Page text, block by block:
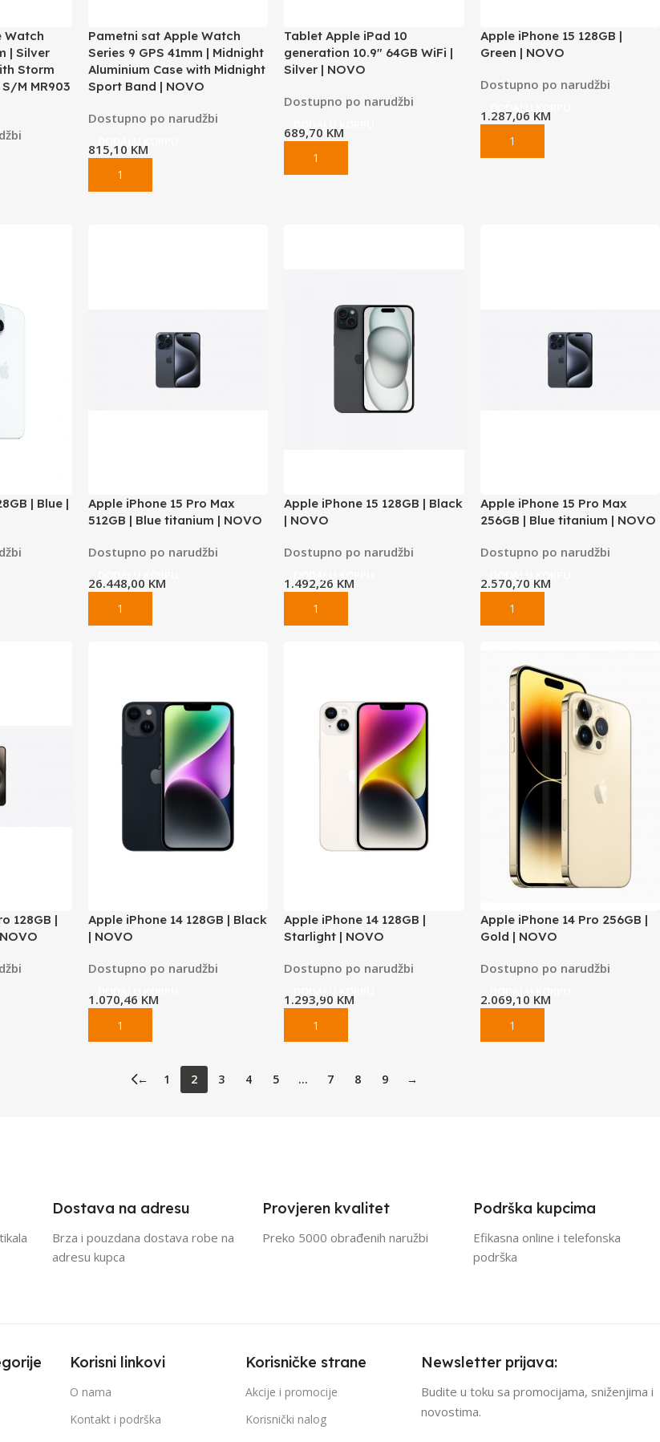
Watch
| Silver
Storm
M MR903
Pametni sat Apple Watch
Series 9 GPS 41mm | Midnight
Aluminium Case with Midnight
Sport Band | NOVO
Dostupno po narudžbi
815,10 KM
Tablet Apple iPad 10
generation 10.9″ 64GB WiFi |
Silver | NOVO
Dostupno po narudžbi
689,70 KM
Apple iPhone 15 128GB |
Green | NOVO
Dostupno po narudžbi
1.287,06 KM
| Blue |
Apple iPhone 15 Pro Max
512GB | Blue titanium | NOVO
Dostupno po narudžbi
26.448,00 KM
Apple iPhone 15 128GB | Black
| NOVO
Dostupno po narudžbi
1.492,26 KM
Apple iPhone 15 Pro Max
256GB | Blue titanium | NOVO
Dostupno po narudžbi
2.570,70 KM
128GB |
Apple iPhone 14 128GB | Black
| NOVO
Dostupno po narudžbi
1.070,46 KM
Apple iPhone 14 128GB |
Starlight | NOVO
Dostupno po narudžbi
1.293,90 KM
Apple iPhone 14 Pro 256GB |
Gold | NOVO
Dostupno po narudžbi
2.069,10 KM
← 1 2 3 4 5 … 7 8 9 →
Dostava na adresu
Brza i pouzdana dostava robe na
adresu kupca
Provjeren kvalitet
Preko 5000 obrađenih naružbi
Podrška kupcima
Efikasna online i telefonska
podrška
Korisni linkovi
O nama
Kontakt i podrška
Korisničke strane
Akcije i promocije
Korisnički nalog
Newsletter prijava:
Budite u toku sa promocijama, sniženjima i
novostima.